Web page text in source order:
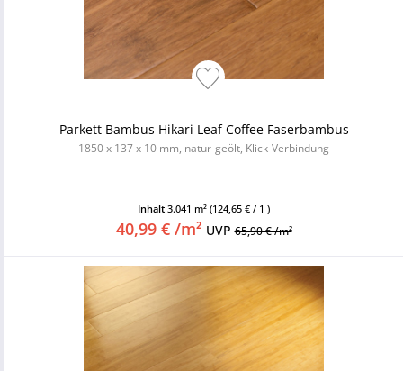
Parkett Bambus Hikari Leaf Coffee Faserbambus
1850 x 137 x 10 mm, natur-geölt, Klick-Verbindung
Inhalt 3.041 m² (124,65 € / 1 )
40,99 € /m² UVP65,90 € /m²